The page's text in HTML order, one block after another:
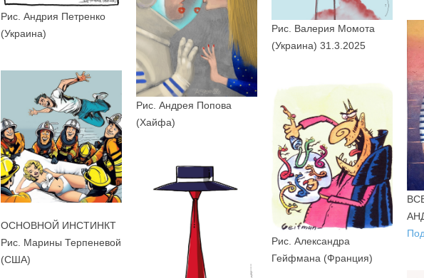
Рис. Андрия Петренко
(Украина)
Рис. Андрея Попова
(Хайфа)
Рис. Валерия Момота
(Украина) 31.3.2025
ОСНОВНОЙ ИНСТИНКТ
Рис. Марины Терпеневой
(США)
Рис. Александра
Гейфмана (Франция)